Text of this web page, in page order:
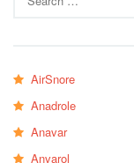
for:
AirSnore
Anadrole
Anavar
Anvarol